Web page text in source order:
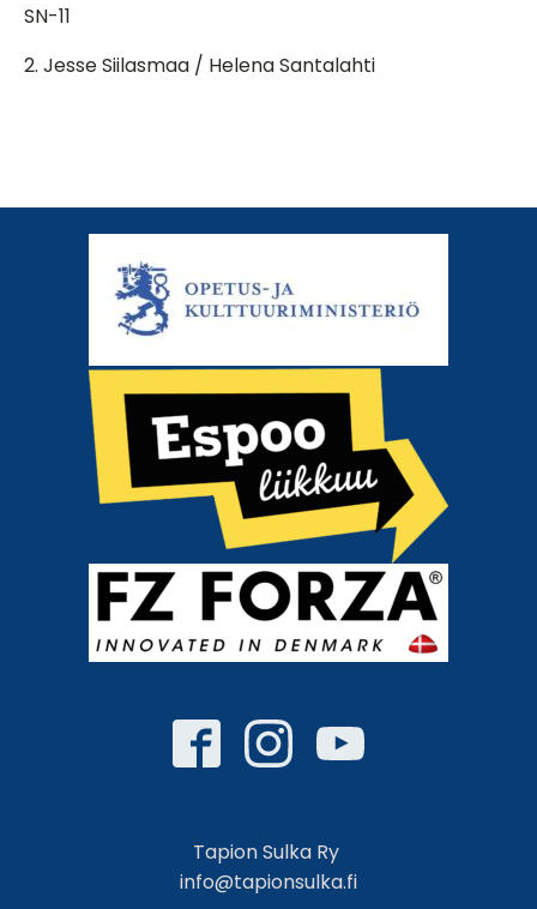
SN-11
2. Jesse Siilasmaa / Helena Santalahti
Tapion Sulka Ry
info@tapionsulka.fi